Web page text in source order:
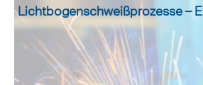
Lichtbogenschweißprozesse –